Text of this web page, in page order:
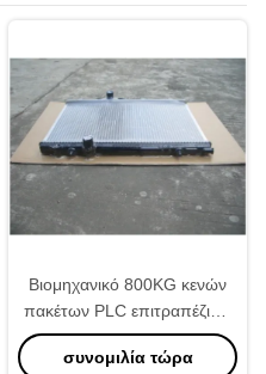
Βιομηχανικό 800KG κενών
πακέτων PLC επιτραπέζιων
κορυφών βάρος μηχανών
συνομιλία τώρα